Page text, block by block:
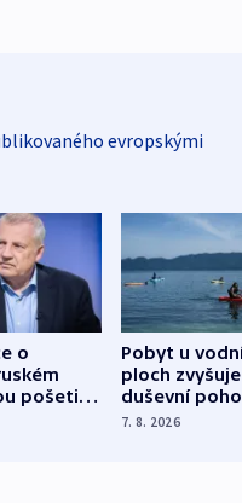
evropskými
o
pošetilé,
Pobyt u
ploch zvyšuje
duševní
ukázala
7. 8. 2026